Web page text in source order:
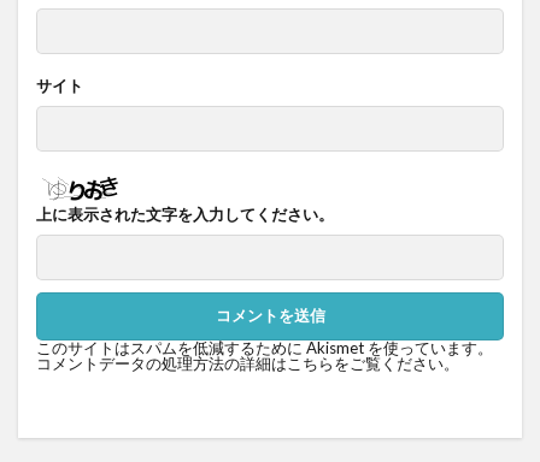
サイト
上に表示された文字を入力してください。
このサイトはスパムを低減するために Akismet を使っています。
コメントデータの処理方法の詳細はこちらをご覧ください。